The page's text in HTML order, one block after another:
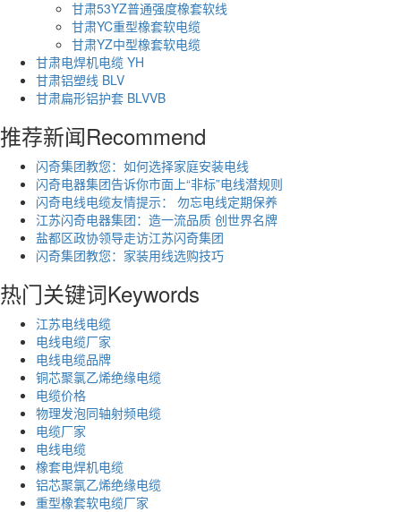
甘肃53YZ普通强度橡套软线
甘肃YC重型橡套软电缆
甘肃YZ中型橡套软电缆
甘肃电焊机电缆 YH
甘肃铝塑线 BLV
甘肃扁形铝护套 BLVVB
推荐新闻Recommend
闪奇集团教您：如何选择家庭安装电线
闪奇电器集团告诉你市面上“非标”电线潜规则
闪奇电线电缆友情提示： 勿忘电线定期保养
江苏闪奇电器集团：造一流品质 创世界名牌
盐都区政协领导走访江苏闪奇集团
闪奇集团教您：家装用线选购技巧
热门关键词Keywords
江苏电线电缆
电线电缆厂家
电线电缆品牌
铜芯聚氯乙烯绝缘电缆
电缆价格
物理发泡同轴射频电缆
电缆厂家
电线电缆
橡套电焊机电缆
铝芯聚氯乙烯绝缘电缆
重型橡套软电缆厂家